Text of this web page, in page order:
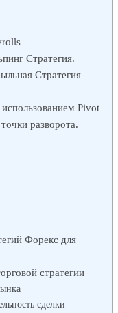
Стратегия.
Стратегия
Pivot
разворота.
Форекс для
стратегии
сделки